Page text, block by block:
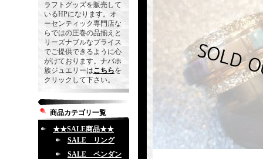
ラフトグッズを販売して
いるHPになります。オ
ーセンティック専門店な
らではの圧巻の品揃えと
リーズナブルなプライス
でご提供できるように心
がけております。ナバホ
族ジュエリーはこちらを
クリックして下さい。
商品カテゴリ一覧
★★SALE商品★★
SALE リング
SALE ペンダン